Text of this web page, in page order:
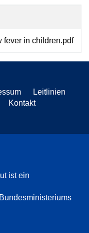
fever in children.pdf
Leitlinien
Kontakt
ist ein